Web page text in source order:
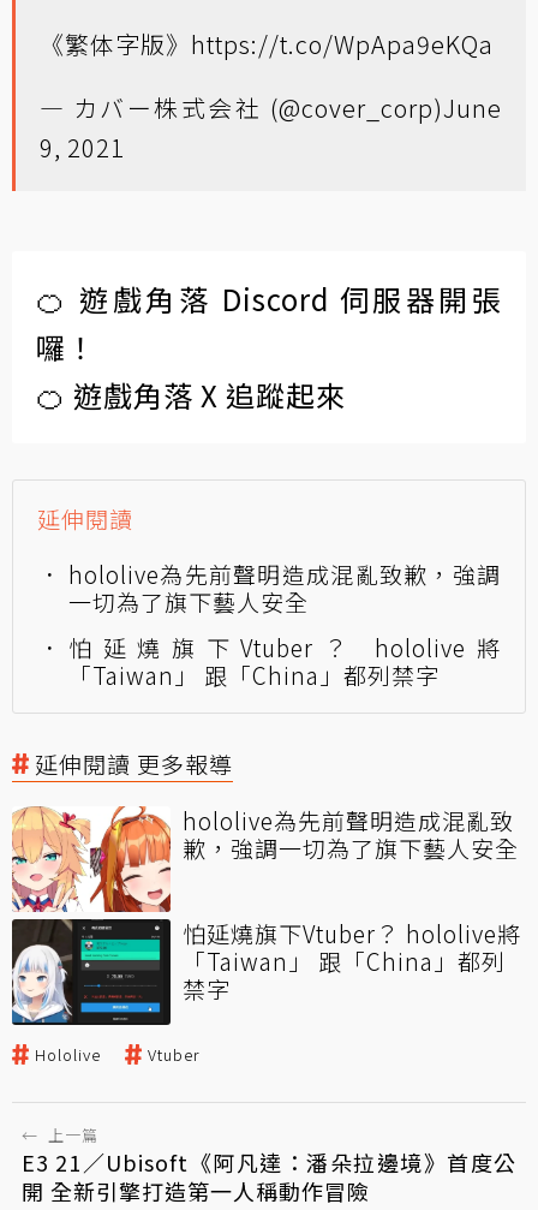
《繁体字版》 https://t.co/WpApa9eKQa
— カバー株式会社 (@cover_corp)June
9, 2021
🍊 遊戲角落 Discord 伺服器開張
囉！
🍊 遊戲角落 X 追蹤起來
延伸閱讀
hololive為先前聲明造成混亂致歉，強調
一切為了旗下藝人安全
怕延燒旗下Vtuber？ hololive將
「Taiwan」 跟「China」都列禁字
延伸閱讀 更多報導
hololive為先前聲明造成混亂致
歉，強調一切為了旗下藝人安全
怕延燒旗下Vtuber？ hololive將
「Taiwan」 跟「China」都列
禁字
Hololive Vtuber
← 上一篇
E3 21／Ubisoft《阿凡達：潘朵拉邊境》首度公
開 全新引擎打造第一人稱動作冒險